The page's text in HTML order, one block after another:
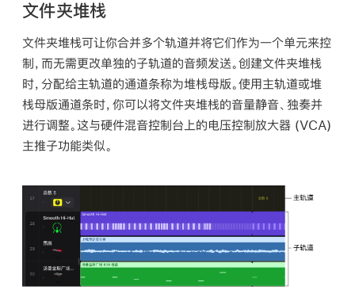
文件夹堆栈
文件夹堆栈可让你合并多个轨道并将它们作为一个单元来控
制，而无需更改单独的子轨道的音频发送。创建文件夹堆栈
时，分配给主轨道的通道条称为堆栈母版。使用主轨道或堆
栈母版通道条时，你可以将文件夹堆栈的音量静音、独奏并
进行调整。这与硬件混音控制台上的电压控制放大器 (VCA)
主推子功能类似。